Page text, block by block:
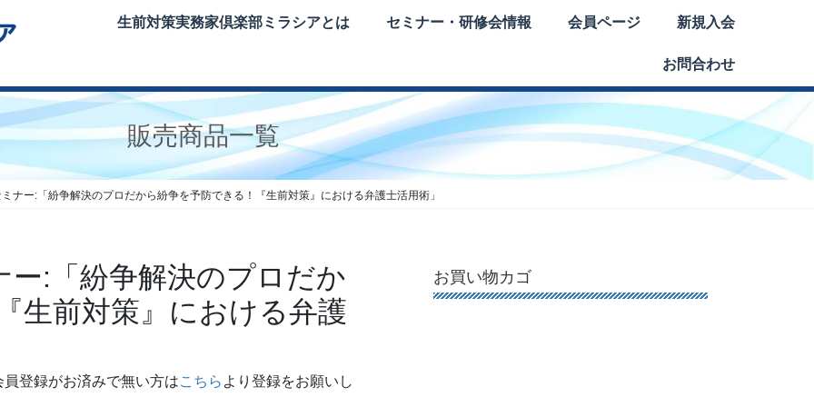
生前対策実務家倶楽部ミラシアとは セミナー・研修会情報 会員ページ 新規入会
お問合わせ
販売商品一覧
ナー:「紛争解決のプロだから紛争を予防できる！『生前対策』における弁護士活用術」
:「紛争解決のプロだか
生前対策』における弁護
登録がお済みで無い方はこちら より登録をお願いし
お買い物カゴ